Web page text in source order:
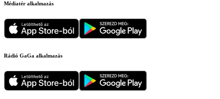
Médiatér alkalmazás
Rádió GaGa alkalmazás